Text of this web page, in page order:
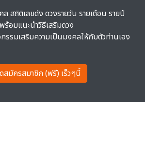
ล สถิติเลขดัง ดวงรายวัน รายเดือน รายปี
พร้อมแนะนำวิธีเสริมดวง
รรมเสริมความเป็นมงคลให้กับตัวท่านเอง
สมัครสมาชิก (ฟรี) เร็วๆนี้